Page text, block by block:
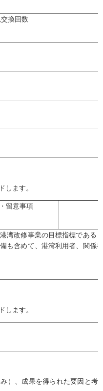
換回数
します。
留意事項
湾改修事業の目標指標である
も含めて、港湾利用者、関係
します。
）、成果を得られた要因と考